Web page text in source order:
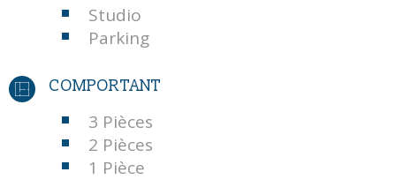
Studio
Parking
COMPORTANT
3 Pièces
2 Pièces
1 Pièce